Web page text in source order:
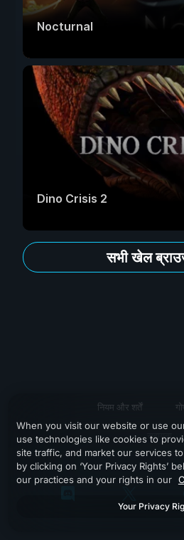
Nocturnal
Dino Crisis 2
सभी खेल
नियम और शर्तें
सहायता
When you visit our website or use
use technologies like cookies to
site traffic, and market our services
by clicking on ‘Your Privacy Rights’
our practices and your rights in our
Your Privacy